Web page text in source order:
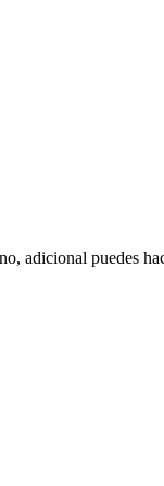
adicional puedes